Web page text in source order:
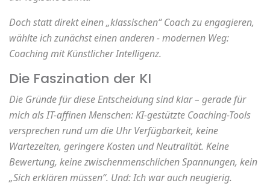
Doch statt direkt einen „klassischen“ Coach zu engagieren,
wählte ich zunächst einen anderen - modernen Weg:
Coaching mit Künstlicher Intelligenz.
Die Faszination der KI
Die Gründe für diese Entscheidung sind klar – gerade für
mich als IT-affinen Menschen: KI-gestützte Coaching-Tools
versprechen rund um die Uhr Verfügbarkeit, keine
Wartezeiten, geringere Kosten und Neutralität. Keine
Bewertung, keine zwischenmenschlichen Spannungen, kein
„Sich erklären müssen“. Und: Ich war auch neugierig.